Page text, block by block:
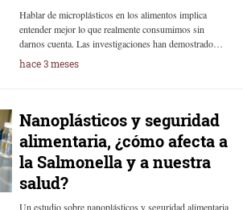
Hablar de microplásticos en los alimentos implica
entender mejor lo que realmente consumimos sin
darnos cuenta. Las investigaciones han demostrado…
hace 3 meses
Nanoplásticos y seguridad
alimentaria, ¿cómo afecta a
la Salmonella y a nuestra
salud?
Un estudio sobre nanoplásticos y seguridad alimentaria